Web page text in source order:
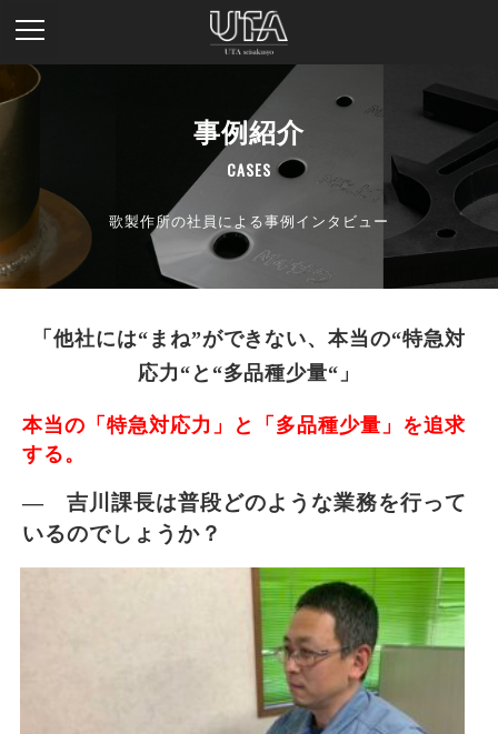
事例紹介
CASES
歌製作所の社員による事例インタビュー
「他社には“まね”ができない、本当の“特急対
応力“と“多品種少量“」
本当の「特急対応力」と「多品種少量」を追求
する。
― 吉川課長は普段どのような業務を行って
いるのでしょうか？